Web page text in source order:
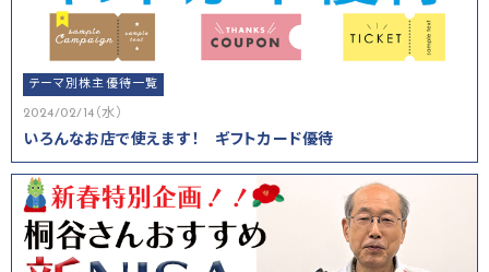
テーマ別株主優待一覧
2024/02/14（水）
いろんなお店で使えます！ ギフトカード優待